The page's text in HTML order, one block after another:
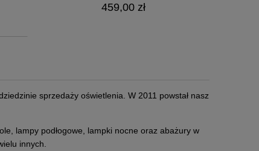
459,00 zł
sprzedaży oświetlenia. W 2011 powstał nasz
lampy podłogowe, lampki nocne oraz abażury w
innych.